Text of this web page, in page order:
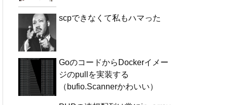
scpできなくて私もハマった
GoのコードからDockerイメー
ジのpullを実装する
（bufio.Scannerかわいい）